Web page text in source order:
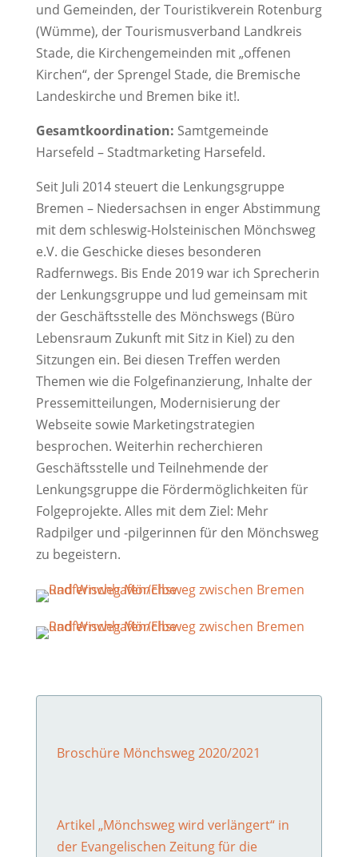
und Gemeinden, der Touristikverein Rotenburg
(Wümme), der Tourismusverband Landkreis
Stade, die Kirchengemeinden mit „offenen
Kirchen“, der Sprengel Stade, die Bremische
Landeskirche und Bremen bike it!.
Gesamtkoordination: Samtgemeinde
Harsefeld – Stadtmarketing Harsefeld.
Seit Juli 2014 steuert die Lenkungsgruppe
Bremen – Niedersachsen in enger Abstimmung
mit dem schleswig-Holsteinischen Mönchsweg
e.V. die Geschicke dieses besonderen
Radfernwegs. Bis Ende 2019 war ich Sprecherin
der Lenkungsgruppe und lud gemeinsam mit
der Geschäftsstelle des Mönchswegs (Büro
Lebensraum Zukunft mit Sitz in Kiel) zu den
Sitzungen ein. Bei diesen Treffen werden
Themen wie die Folgefinanzierung, Inhalte der
Pressemitteilungen, Modernisierung der
Webseite sowie Marketingstrategien
besprochen. Weiterhin recherchieren
Geschäftsstelle und Teilnehmende der
Lenkungsgruppe die Fördermöglichkeiten für
Folgeprojekte. Alles mit dem Ziel: Mehr
Radpilger und -pilgerinnen für den Mönchsweg
zu begeistern.
Broschüre Mönchsweg 2020/2021
Artikel „Mönchsweg wird verlängert“ in
der Evangelischen Zeitung für die